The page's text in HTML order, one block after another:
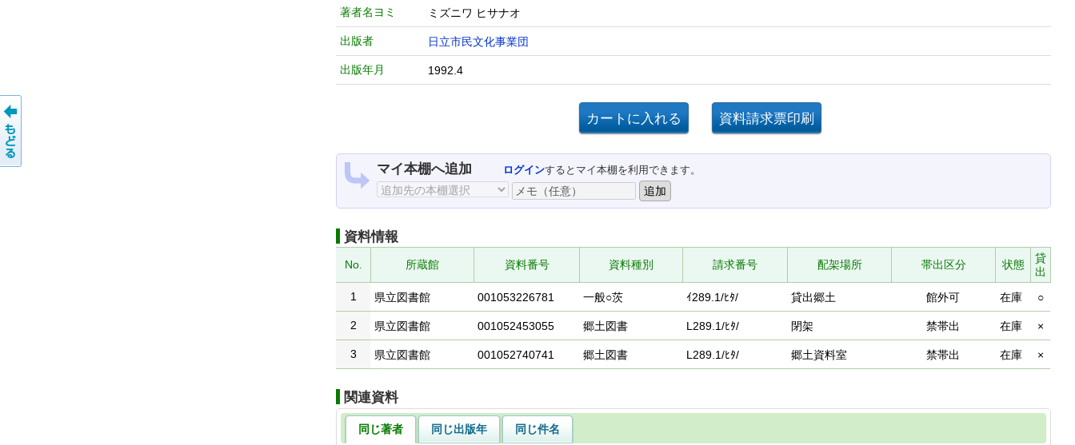
著者名ヨミ ミズニワ ヒサナオ
出版者 日立市民文化事業団
出版年月 1992.4
マイ本棚へ追加 ログインするとマイ本棚を利用できます。
資料情報
No. 所蔵館 資料番号 資料種別 請求番号 配架場所 帯出区分 状態
貸
出
1
県立図書館 001053226781 一般○茨 ｲ289.1/ﾋﾀ/ 貸出郷土 館外可 在庫 ○
2 県立図書館 001052453055 郷土図書 L289.1/ﾋﾀ/ 閉架 禁帯出 在庫 ×
3 県立図書館 001052740741 郷土図書 L289.1/ﾋﾀ/ 郷土資料室 禁帯出 在庫 ×
関連資料
同じ著者 同じ出版年
同じ件名